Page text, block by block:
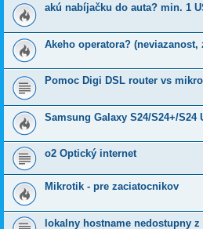
akú nabíjačku do auta? min. 1
Akeho operatora?
Pomoc Digi DSL router vs
Samsung Galaxy S24/S24+/S24
o2 Optický internet
Mikrotik - pre zaciatocnikov
lokalny hostname nedostupny z